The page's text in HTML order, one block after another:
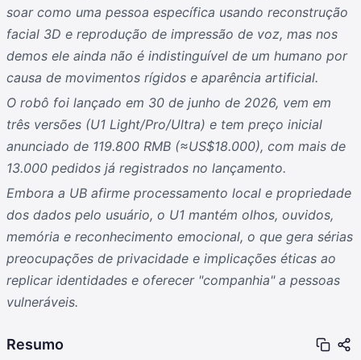
soar como uma pessoa específica usando reconstrução
facial 3D e reprodução de impressão de voz, mas nos
demos ele ainda não é indistinguível de um humano por
causa de movimentos rígidos e aparência artificial.
O robô foi lançado em 30 de junho de 2026, vem em
três versões (U1 Light/Pro/Ultra) e tem preço inicial
anunciado de 119.800 RMB (≈US$18.000), com mais de
13.000 pedidos já registrados no lançamento.
Embora a UB afirme processamento local e propriedade
dos dados pelo usuário, o U1 mantém olhos, ouvidos,
memória e reconhecimento emocional, o que gera sérias
preocupações de privacidade e implicações éticas ao
replicar identidades e oferecer "companhia" a pessoas
vulneráveis.
Resumo